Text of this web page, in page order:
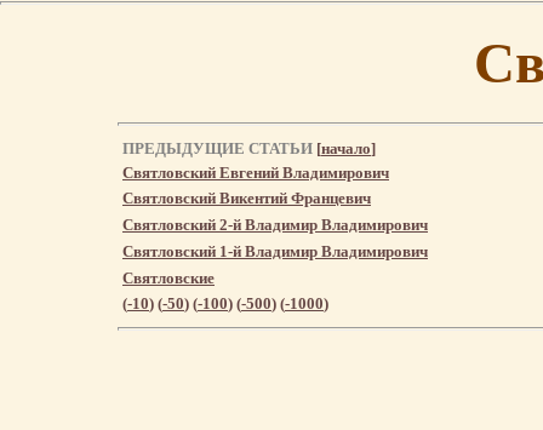
ПРЕДЫДУЩИЕ СТАТЬИ [начало]
Святловский Евгений Владимирович
Святловский Викентий Францевич
Святловский 2-й Владимир Владимирович
Святловский 1-й Владимир Владимирович
Святловские
(-10) (-50) (-100) (-500) (-1000)